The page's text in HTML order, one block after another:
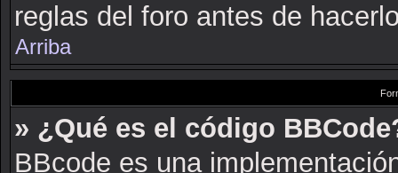
reglas del foro antes de
Arriba
» ¿Qué es el código
BBcode es una